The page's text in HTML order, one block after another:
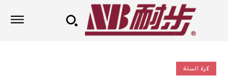
كرة السلة